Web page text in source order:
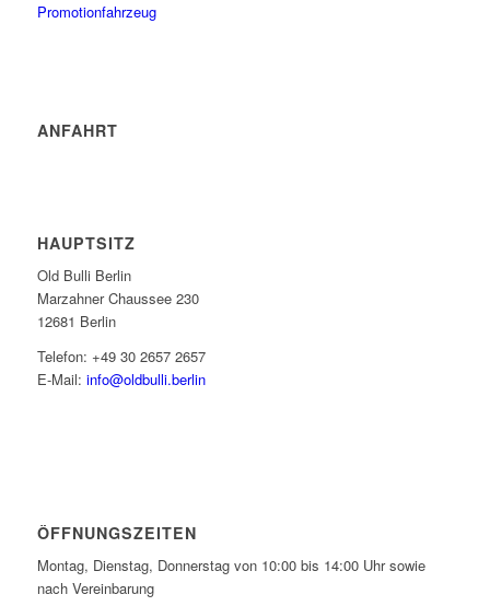
Promotionfahrzeug
ANFAHRT
HAUPTSITZ
Old Bulli Berlin
Marzahner Chaussee 230
12681 Berlin
Telefon: +49 30 2657 2657
E-Mail: info@oldbulli.berlin
ÖFFNUNGSZEITEN
Montag, Dienstag, Donnerstag von 10:00 bis 14:00 Uhr sowie
nach Vereinbarung